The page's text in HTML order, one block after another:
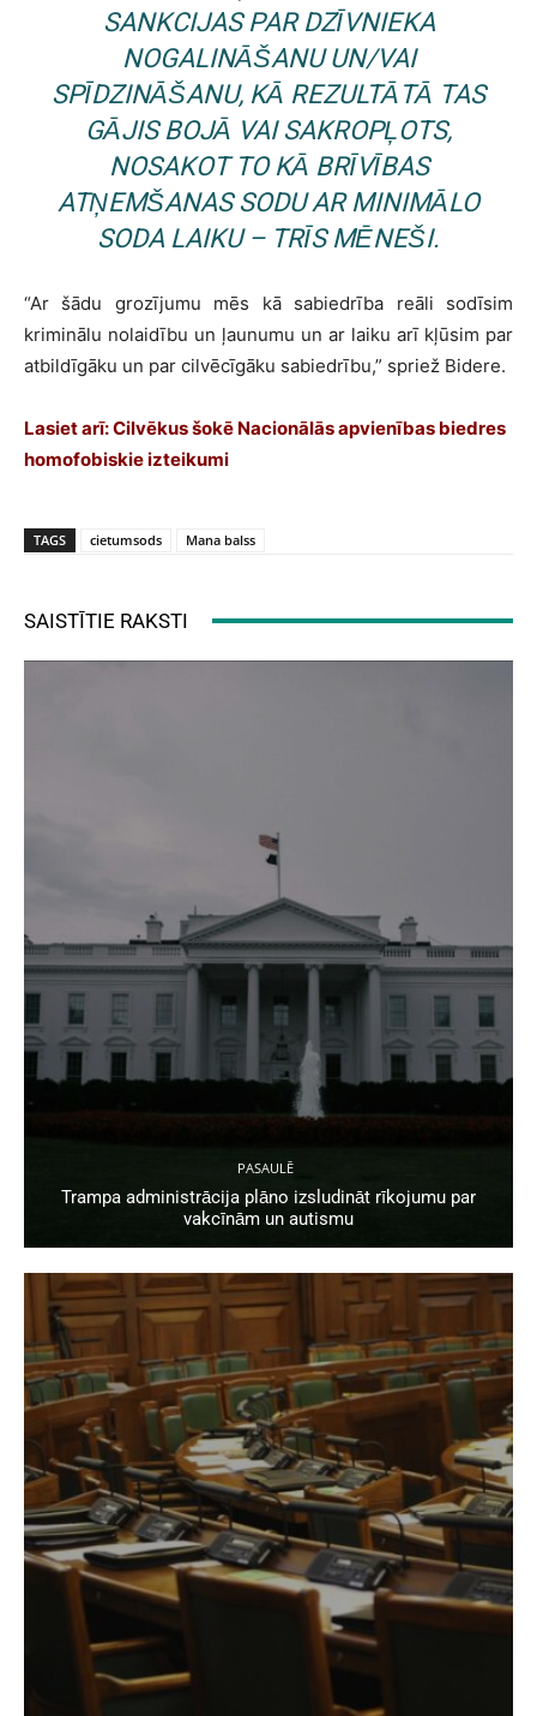
SANKCIJAS PAR DZĪVNIEKA
NOGALINĀŠANU UN/VAI
SPĪDZINĀŠANU, KĀ REZULTĀTĀ TAS
GĀJIS BOJĀ VAI SAKROPĻOTS,
NOSAKOT TO KĀ BRĪVĪBAS
ATŅEMŠANAS SODU AR MINIMĀLO
SODA LAIKU – TRĪS MĒNEŠI.
“Ar šādu grozījumu mēs kā sabiedrība reāli sodīsim
kriminālu nolaidību un ļaunumu un ar laiku arī kļūsim par
atbildīgāku un par cilvēcīgāku sabiedrību,” spriež Bidere.
Lasiet arī:Cilvēkus šokē Nacionālās apvienības biedres
homofobiskie izteikumi
TAGS cietumsods Mana balss
SAISTĪTIE RAKSTI
PASAULĒ
Trampa administrācija plāno izsludināt rīkojumu par
vakcīnām un autismu